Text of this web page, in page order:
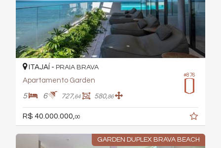
#876
ITAJAÍ - PRAIA BRAVA
Apartamento Garden
5 6 727,64 580,86
R$ 40.000.000,00
GARDEN DUPLEX BRAVA BEACH